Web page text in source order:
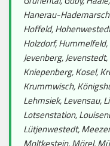
Hanerau-
Hoffeld,
Holzdorf,
Jevenberg,
Kniepenberg, Kosel,
Krummwisch,
Lehmsiek, Levensau,
Lotsenstation,
Lütjenwestedt,
Moltkestein, Mörel,